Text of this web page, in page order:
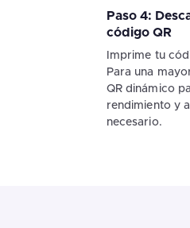
Paso 4:
código QR
Imprime tu
Para una
QR dinámico
rendimiento y
necesario.